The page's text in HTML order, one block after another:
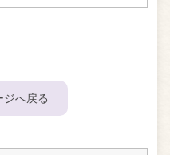
へ戻る